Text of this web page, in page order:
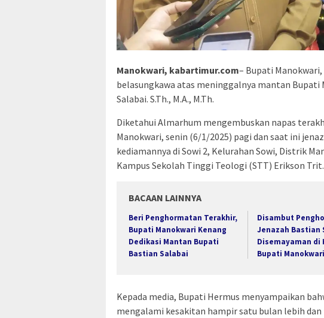
Manokwari, kabartimur.com– Bupati
belasungkawa atas meninggalnya mantan Bupati
Salabai. S.Th., M.A., M.Th.
Diketahui Almarhum mengembuskan napas
Manokwari, senin (6/1/2025) pagi dan saat ini
kediamannya di Sowi 2, Kelurahan Sowi, Distrik
Kampus Sekolah Tinggi Teologi (STT) Erikson Trit.
BACAAN LAINNYA
Beri Penghormatan Terakhir,
Bupati Manokwari Kenang
Dedikasi Mantan Bupati
Bastian Salabai
Disambut
Jenazah Bastian
Disemayaman di
Bupati Manokwari
Kepada media, Bupati Hermus menyampaikan
mengalami kesakitan hampir satu bulan lebih